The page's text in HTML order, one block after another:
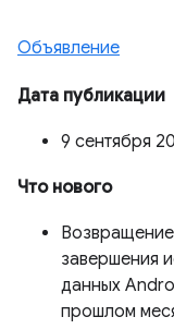
Объявление
Дата публикации
9 сентября
Что нового
завершения
данных
прошлом